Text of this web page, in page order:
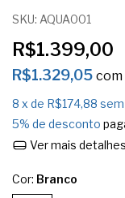
SKU: AQUA001
R$1.399,00
R$1.329,05 com
8 x de R$174,88
5% de desconto
Ver mais detalhes
Cor: Branco